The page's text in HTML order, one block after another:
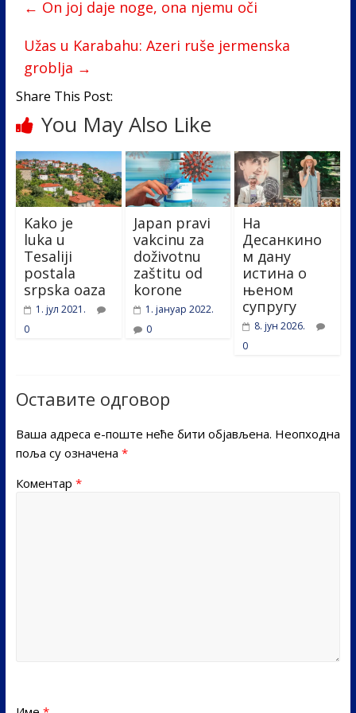
o
o
k
dI
n
← On joj daje noge, ona njemu oči
Užas u Karabahu: Azeri ruše jermenska
groblja →
Share This Post:
You May Also Like
Kako je
luka u
Tesaliji
postala
srpska oaza
1. јул 2021.
0
Japan pravi
vakcinu za
doživotnu
zaštitu od
korone
1. јануар 2022.
0
На
Десанкино
м дану
истина о
њеном
супругу
8. јун 2026.
0
Оставите одговор
Ваша адреса е-поште неће бити објављена. Неопходна
поља су означена *
Коментар *